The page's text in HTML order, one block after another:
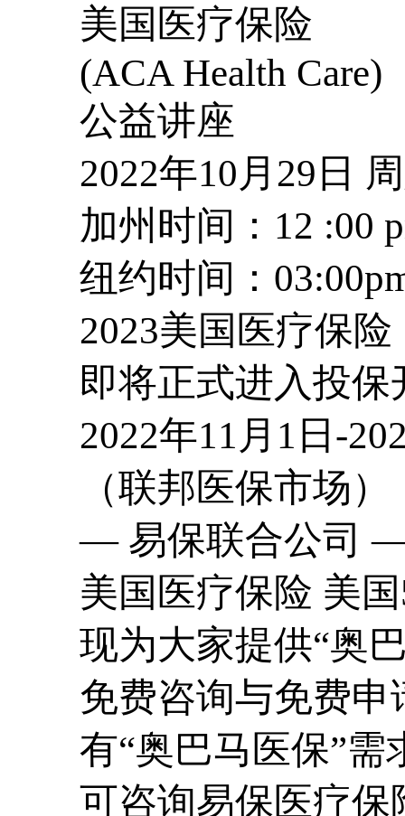
美国医疗保险
(ACA Health Care)
公益讲座
2022年10月29日
加州时间：12 :00
纽约时间：
2023美国医疗保险
即将正式进入投保
2022年11月1日-
（联邦医保市场）
— 易保联合公司
美国医疗保险 美
现为大家提供“奥
免费咨询与免费申
有“奥巴马医保”需
可咨询易保医疗保